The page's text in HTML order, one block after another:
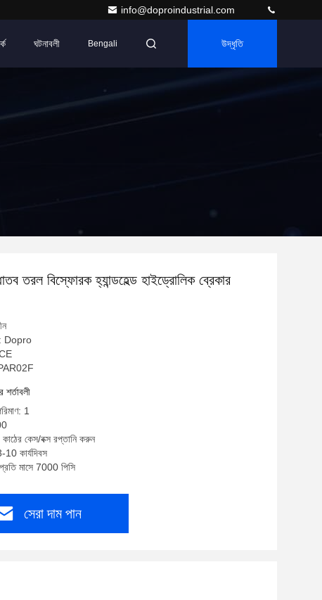
info@doproindustrial.com
ঘটনাবলী Bengali উদ্ধৃতি
তরল বিস্ফোরক হ্যান্ডহেল্ড হাইড্রোলিক ব্রেকার
Dopro
শর্তাবলী
1
কাঠের কেস/বক্স রপ্তানি করুন
10 কার্যদিবস
মাসে 7000 পিসি
সেরা দাম পান